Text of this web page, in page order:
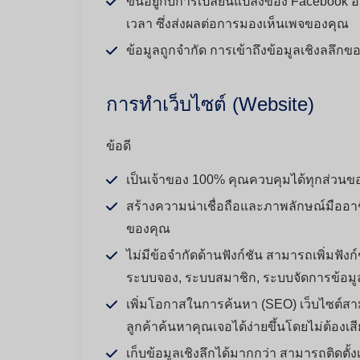
เวลา ซึ่งส่งผลต่อการมองเห็นเพจของคุณ
ข้อมูลถูกจำกัด การเข้าถึงข้อมูลเชิงลลึกข
การทำเว็บไซต์ (Website)
ข้อดี
เป็นเจ้าของ 100% คุณควบคุมได้ทุกส่วน
สร้างความน่าเชื่อถือและภาพลักษณ์มืออ
ของคุณ
ไม่มีข้อจำกัดด้านฟังก์ชัน สามารถเพิ่มฟัง
ระบบจอง, ระบบสมาชิก, ระบบจัดการข้อมู
เพิ่มโอกาสในการค้นหา (SEO) เว็บไซต์ส
ลูกค้าค้นหาคุณเจอได้ง่ายขึ้นโดยไม่ต้องเ
เก็บข้อมูลเชิงลึกได้มากกว่า สามารถติดตั้ง